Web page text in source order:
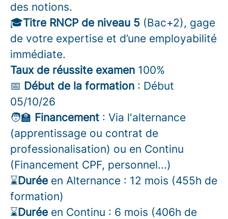
des notions.
🎓Titre RNCP de niveau 5 (Bac+2), gage
de votre expertise et d’une employabilité
immédiate.
Taux de réussite examen 100%
📅 Début de la formation : Début
05/10/26
🧑‍🏫 Financement : Via l'alternance
(apprentissage ou contrat de
professionalisation) ou en Continu
(Financement CPF, personnel...)
⌛Durée en Alternance : 12 mois (455h de
formation)
⌛Durée en Continu : 6 mois (406h de